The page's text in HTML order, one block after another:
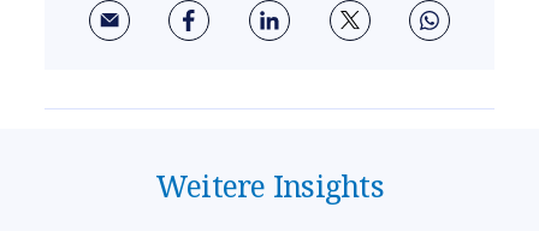
Weitere Insights